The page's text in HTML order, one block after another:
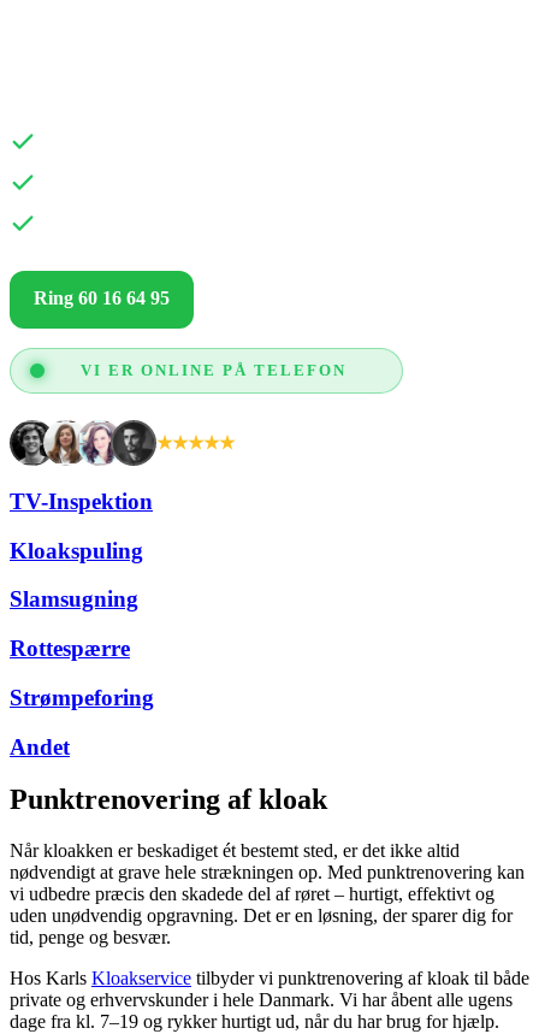
Ring 60 16 64 95
VI ER ONLINE PÅ TELEFON
★★★★★
TV-Inspektion
Kloakspuling
Slamsugning
Rottespærre
Strømpeforing
Andet
Punktrenovering af kloak
Når kloakken er beskadiget ét bestemt sted, er det ikke altid
nødvendigt at grave hele strækningen op. Med punktrenovering kan
vi udbedre præcis den skadede del af røret – hurtigt, effektivt og
uden unødvendig opgravning. Det er en løsning, der sparer dig for
tid, penge og besvær.
Hos Karls Kloakservice tilbyder vi punktrenovering af kloak til både
private og erhvervskunder i hele Danmark. Vi har åbent alle ugens
dage fra kl. 7–19 og rykker hurtigt ud, når du har brug for hjælp.